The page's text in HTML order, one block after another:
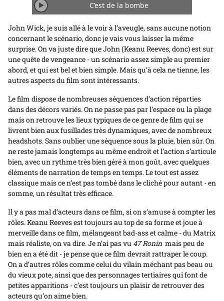
Jouer/Arrêter
l'animation
C’est de la bombe
John Wick, je suis allé à le voir à l’aveugle, sans aucune notion
concernant le scénario, donc je vais vous laisser la même
surprise. On va juste dire que John (Keanu Reeves, donc) est sur
une quête de vengeance - un scénario assez simple au premier
abord, et qui est bel et bien simple. Mais qu’à cela ne tienne, les
autres aspects du film sont intéressants.
Le film dispose de nombreuses séquences d’action réparties
dans des décors variés. On ne passe pas par l’espace ou la plage
mais on retrouve les lieux typiques de ce genre de film qui se
livrent bien aux fusillades très dynamiques, avec de nombreux
headshots. Sans oublier une séquence sous la pluie, bien sûr. On
ne reste jamais longtemps au même endroit et l’action s’articule
bien, avec un rythme très bien géré à mon goût, avec quelques
éléments de narration de temps en temps. Le tout est assez
classique mais ce n’est pas tombé dans le cliché pour autant - en
somme, un résultat très efficace.
Il y a pas mal d’acteurs dans ce film, si on s’amuse à compter les
rôles. Keanu Reeves est toujours au top de sa forme et joue à
merveille dans ce film, mélangeant bad-ass et calme - du Matrix
mais réaliste, on va dire. Je n’ai pas vu 47 Ronin mais peu de
bien en a été dit - je pense que ce film devrait rattraper le coup.
On a d’autres rôles comme celui du vilain méchant pas beau ou
du vieux pote, ainsi que des personnages tertiaires qui font de
petites apparitions - c’est toujours un plaisir de retrouver des
acteurs qu’on aime bien.